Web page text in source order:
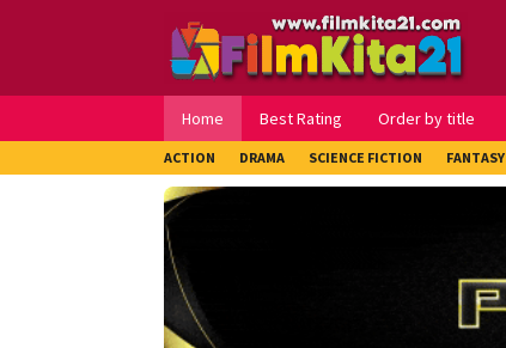
Home Best Rating Order by title
ACTION DRAMA SCIENCE FICTION FANTASY